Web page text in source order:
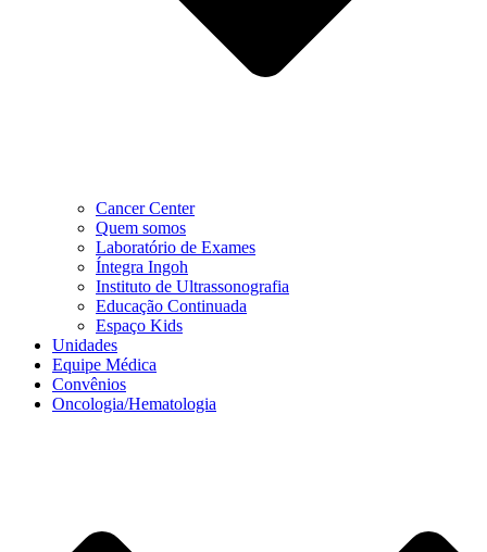
Cancer Center
Quem somos
Laboratório de Exames
Íntegra Ingoh
Instituto de Ultrassonografia
Educação Continuada
Espaço Kids
Unidades
Equipe Médica
Convênios
Oncologia/Hematologia